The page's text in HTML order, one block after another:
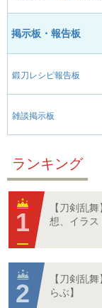
掲示板・報告板
鍛刀レシピ報告板
雑談掲示板
ランキング
【刀剣乱
想、イラス
【刀剣乱
らぶ】